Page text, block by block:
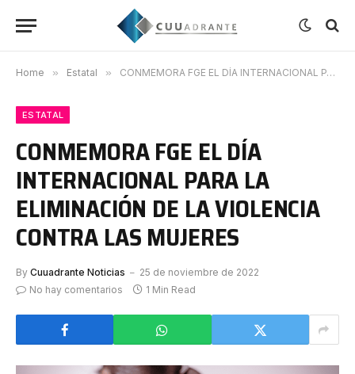
Home » Estatal » CONMEMORA FGE EL DÍA INTERNACIONAL PARA LA ELIMINACIÓN DE LA VIOLENCIA CONTRA LAS MUJERES
ESTATAL
CONMEMORA FGE EL DÍA
INTERNACIONAL PARA LA
ELIMINACIÓN DE LA VIOLENCIA
CONTRA LAS MUJERES
By Cuuadrante Noticias
25 de noviembre de 2022
No hay comentarios
1 Min Read